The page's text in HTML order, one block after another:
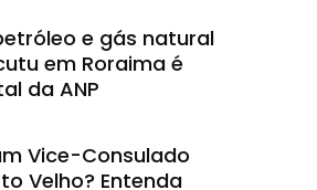
e gás natural
em Roraima é
da ANP
Vice-Consulado
Velho? Entenda